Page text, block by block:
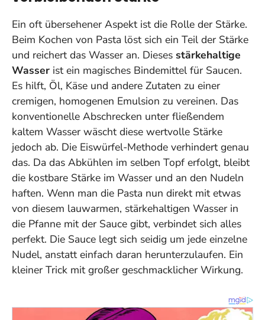
Ein oft übersehener Aspekt ist die Rolle der Stärke.
Beim Kochen von Pasta löst sich ein Teil der Stärke
und reichert das Wasser an. Dieses stärkehaltige
Wasser ist ein magisches Bindemittel für Saucen.
Es hilft, Öl, Käse und andere Zutaten zu einer
cremigen, homogenen Emulsion zu vereinen. Das
konventionelle Abschrecken unter fließendem
kaltem Wasser wäscht diese wertvolle Stärke
jedoch ab. Die Eiswürfel-Methode verhindert genau
das. Da das Abkühlen im selben Topf erfolgt, bleibt
die kostbare Stärke im Wasser und an den Nudeln
haften. Wenn man die Pasta nun direkt mit etwas
von diesem lauwarmen, stärkehaltigen Wasser in
die Pfanne mit der Sauce gibt, verbindet sich alles
perfekt. Die Sauce legt sich seidig um jede einzelne
Nudel, anstatt einfach daran herunterzulaufen. Ein
kleiner Trick mit großer geschmacklicher Wirkung.